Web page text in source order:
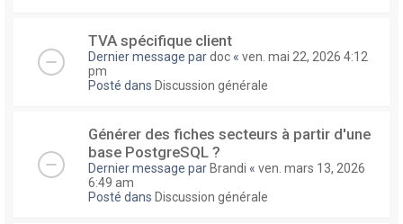
TVA spécifique client
Dernier message pardoc « ven. mai 22, 2026 4:12
pm
Posté dans Discussion générale
Générer des fiches secteurs à partir d'une
base PostgreSQL ?
Dernier message par Brandi « ven. mars 13, 2026
6:49 am
Posté dans Discussion générale